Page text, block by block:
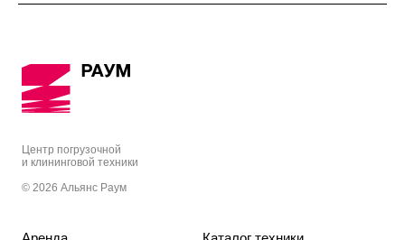
Центр погрузочной
и клининговой техники
© 2026 Альянс Раум